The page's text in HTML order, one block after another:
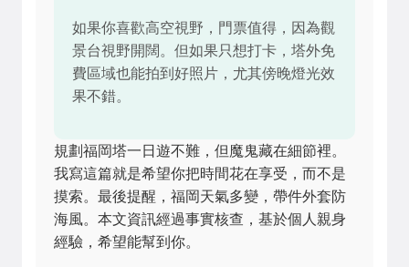
如果你喜歡高空視野，門票值得，因為觀
景台視野開闊。但如果只想打卡，塔外免
費區域也能拍到好照片，尤其傍晚燈光效
果不錯。
規劃福岡塔一日遊不難，但魔鬼藏在細節裡。
我寫這篇就是希望你把時間花在享受，而不是
摸索。最後提醒，福岡天氣多變，帶件外套防
海風。本文資訊經過事實核查，基於個人親身
經驗，希望能幫到你。